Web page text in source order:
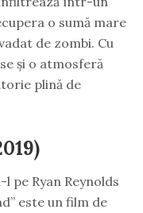
o sumă mare
de zombi. Cu
și o atmosferă
plină de
pe Ryan Reynolds
este un film de